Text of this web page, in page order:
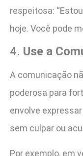
respeitosa:
hoje. Você pode
4. Use a
A comunicação
poderosa para
envolve
sem culpar ou
Por exemplo, em